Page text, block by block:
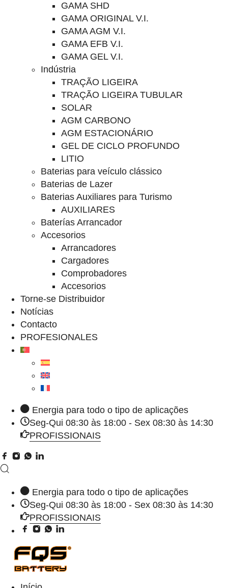
GAMA SHD
GAMA ORIGINAL V.I.
GAMA AGM V.I.
GAMA EFB V.I.
GAMA GEL V.I.
Indústria
TRAÇÃO LIGEIRA
TRAÇÃO LIGEIRA TUBULAR
SOLAR
AGM CARBONO
AGM ESTACIONÁRIO
GEL DE CICLO PROFUNDO
LITIO
Baterias para veículo clássico
Baterias de Lazer
Baterias Auxiliares para Turismo
AUXILIARES
Baterías Arrancador
Accesorios
Arrancadores
Cargadores
Comprobadores
Accesorios
Torne-se Distribuidor
Notícias
Contacto
PROFESIONALES
Energia para todo o tipo de aplicações
Seg-Qui 08:30 às 18:00 - Sex 08:30 às 14:30
PROFISSIONAIS
Energia para todo o tipo de aplicações
Seg-Qui 08:30 às 18:00 - Sex 08:30 às 14:30
PROFISSIONAIS